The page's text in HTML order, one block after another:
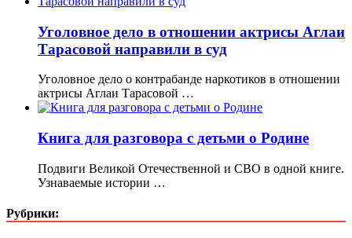
Уголовное дело в отношении актрисы Аглаи
Тарасовой направили в суд
Уголовное дело о контрабанде наркотиков в отношении
актрисы Аглаи Тарасовой …
Книга для разговора с детьми о Родине
Подвиги Великой Отечественной и СВО в одной книге.
Узнаваемые истории …
Рубрики: